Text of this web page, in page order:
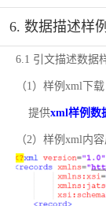
6. 数据描述样
6.1 引文描述数据
（1）样例xml下载
提供xml样例数
（2）样例xml内